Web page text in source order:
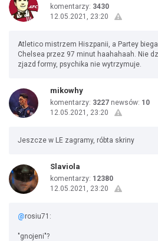
komentarzy: 3430
12.05.2021, 23:20
Atletico mistrzem Hiszpanii, a Partey
Chelsea przez 97 minut haahahaah. Nie
zjazd formy, psychika nie wytrzymuje.
mikowhy
komentarzy: 3227 newsów: 10
12.05.2021, 23:20
Jeszcze w LE zagramy, róbta skriny
Slaviola
komentarzy: 12380
12.05.2021, 23:20
@rosiu71:
"gnojeni"?